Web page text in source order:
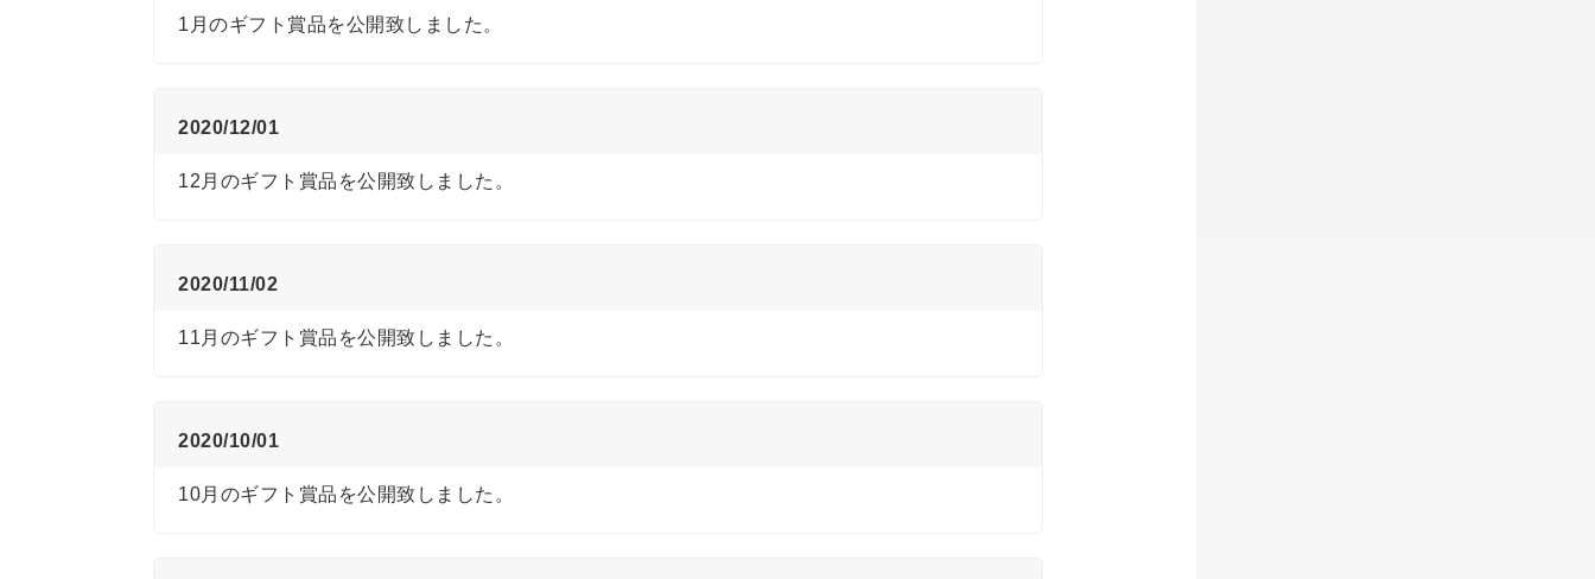
1月のギフト賞品を公開致しました。
2020/12/01
12月のギフト賞品を公開致しました。
2020/11/02
11月のギフト賞品を公開致しました。
2020/10/01
10月のギフト賞品を公開致しました。